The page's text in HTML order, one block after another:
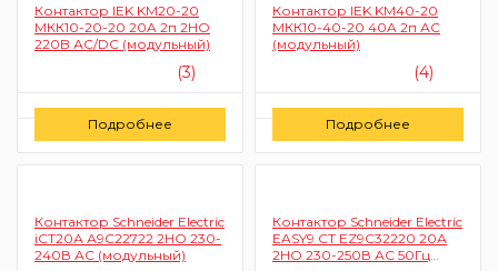
Контактор IEK KM20-20
МКК10-20-20 20A 2п 2HO
220B АС/DC (модульный)
(3)
Заказать
Подробнее
Контактор IEK KM40-20
МКК10-40-20 40A 2п АС
(модульный)
(4)
Заказать
Подробнее
Контактор Schneider Electric
iCT20А А9С22722 2НО 230-
240В АС (модульный)
Контактор Schneider Electric
EASY9 СТ EZ9C32220 20А
2НО 230-250В АС 50Гц